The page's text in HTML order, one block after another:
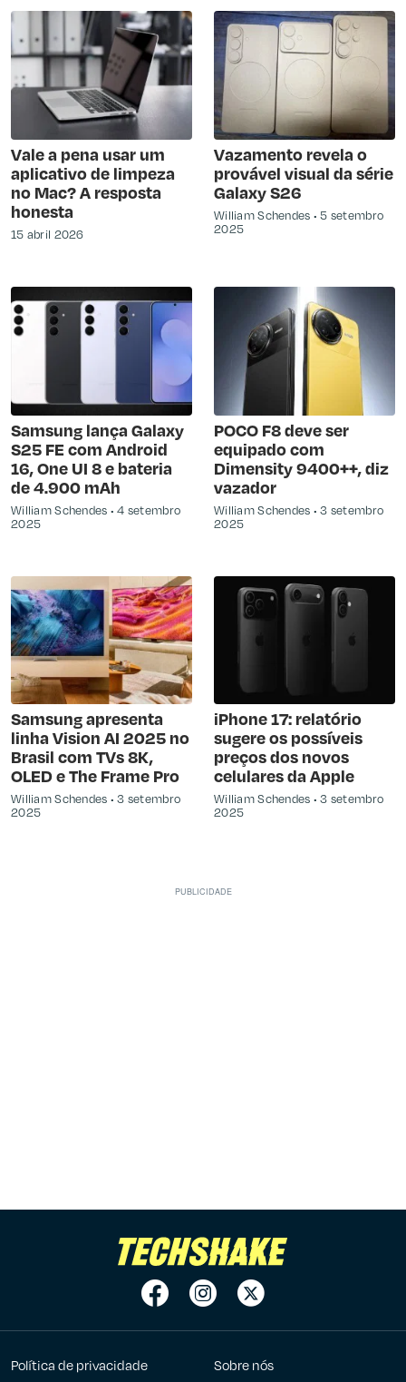
Vale a pena usar um
aplicativo de limpeza
no Mac? A resposta
honesta
15 abril 2026
Vazamento revela o
provável visual da série
Galaxy S26
William Schendes
5 setembro
2025
Samsung lança Galaxy
S25 FE com Android
16, One UI 8 e bateria
de 4.900 mAh
William Schendes
4 setembro
2025
POCO F8 deve ser
equipado com
Dimensity 9400++, diz
vazador
William Schendes
3 setembro
2025
Samsung apresenta
linha Vision AI 2025 no
Brasil com TVs 8K,
OLED e The Frame Pro
William Schendes
3 setembro
2025
iPhone 17: relatório
sugere os possíveis
preços dos novos
celulares da Apple
William Schendes
3 setembro
2025
Política de privacidade Sobre nós